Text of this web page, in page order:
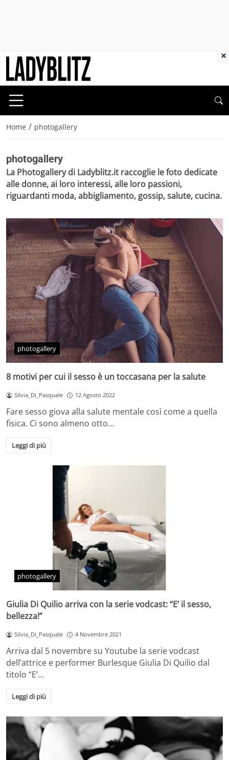
Home / photogallery
photogallery
La Photogallery di Ladyblitz.it raccoglie le foto dedicate
alle donne, ai loro interessi, alle loro passioni,
riguardanti moda, abbigliamento, gossip, salute, cucina.
photogallery
8 motivi per cui il sesso è un toccasana per la salute
Silvia_Di_Pasquale 12 Agosto 2022
Fare sesso giova alla salute mentale così come a quella
fisica. Ci sono almeno otto…
Leggi di più
photogallery
Giulia Di Quilio arriva con la serie vodcast: “E’ il sesso,
bellezza!”
Silvia_Di_Pasquale 4 Novembre 2021
Arriva dal 5 novembre su Youtube la serie vodcast
dell’attrice e performer Burlesque Giulia Di Quilio dal
titolo “E’…
Leggi di più
×